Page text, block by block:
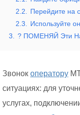
2.2.
Перейдите на
2.3.
Используйте
3.
? ПОМЕНЯЙ Эти
Звонок оператору
ситуациях: для
услугах,